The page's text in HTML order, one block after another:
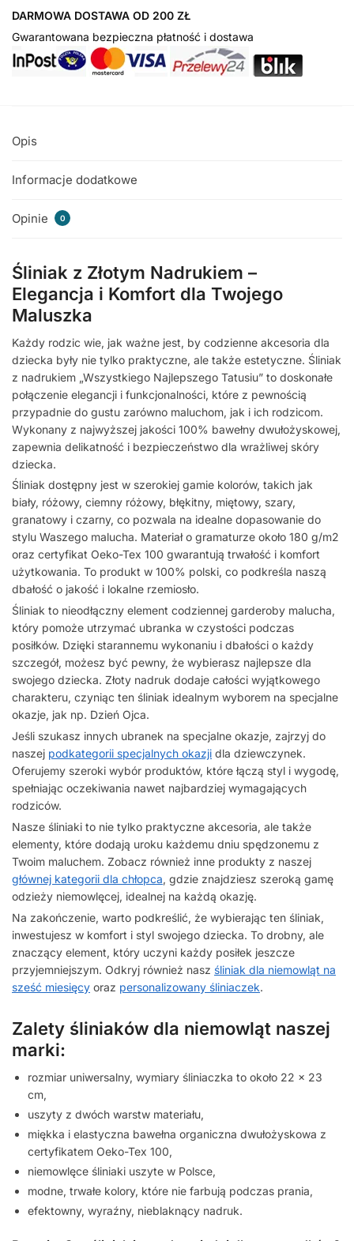
DARMOWA DOSTAWA OD 200 ZŁ
Gwarantowana bezpieczna płatność i dostawa
Opis
Informacje dodatkowe
Opinie 0
Śliniak z Złotym Nadrukiem –
Elegancja i Komfort dla Twojego
Maluszka
Każdy rodzic wie, jak ważne jest, by codzienne akcesoria dla
dziecka były nie tylko praktyczne, ale także estetyczne. Śliniak
z nadrukiem „Wszystkiego Najlepszego Tatusiu” to doskonałe
połączenie elegancji i funkcjonalności, które z pewnością
przypadnie do gustu zarówno maluchom, jak i ich rodzicom.
Wykonany z najwyższej jakości 100% bawełny dwułożyskowej,
zapewnia delikatność i bezpieczeństwo dla wrażliwej skóry
dziecka.
Śliniak dostępny jest w szerokiej gamie kolorów, takich jak
biały, różowy, ciemny różowy, błękitny, miętowy, szary,
granatowy i czarny, co pozwala na idealne dopasowanie do
stylu Waszego malucha. Materiał o gramaturze około 180 g/m2
oraz certyfikat Oeko-Tex 100 gwarantują trwałość i komfort
użytkowania. To produkt w 100% polski, co podkreśla naszą
dbałość o jakość i lokalne rzemiosło.
Śliniak to nieodłączny element codziennej garderoby malucha,
który pomoże utrzymać ubranka w czystości podczas
posiłków. Dzięki starannemu wykonaniu i dbałości o każdy
szczegół, możesz być pewny, że wybierasz najlepsze dla
swojego dziecka. Złoty nadruk dodaje całości wyjątkowego
charakteru, czyniąc ten śliniak idealnym wyborem na specjalne
okazje, jak np. Dzień Ojca.
Jeśli szukasz innych ubranek na specjalne okazje, zajrzyj do
naszej podkategorii specjalnych okazji dla dziewczynek.
Oferujemy szeroki wybór produktów, które łączą styl i wygodę,
spełniając oczekiwania nawet najbardziej wymagających
rodziców.
Nasze śliniaki to nie tylko praktyczne akcesoria, ale także
elementy, które dodają uroku każdemu dniu spędzonemu z
Twoim maluchem. Zobacz również inne produkty z naszej
głównej kategorii dla chłopca, gdzie znajdziesz szeroką gamę
odzieży niemowlęcej, idealnej na każdą okazję.
Na zakończenie, warto podkreślić, że wybierając ten śliniak,
inwestujesz w komfort i styl swojego dziecka. To drobny, ale
znaczący element, który uczyni każdy posiłek jeszcze
przyjemniejszym. Odkryj również nasz śliniak dla niemowląt na
sześć miesięcy oraz personalizowany śliniaczek.
Zalety śliniaków dla niemowląt naszej
marki:
rozmiar uniwersalny, wymiary śliniaczka to około 22 x 23
cm,
uszyty z dwóch warstw materiału,
miękka i elastyczna bawełna organiczna dwułożyskowa z
certyfikatem Oeko-Tex 100,
niemowlęce śliniaki uszyte w Polsce,
modne, trwałe kolory, które nie farbują podczas prania,
efektowny, wyraźny, nieblaknący nadruk.